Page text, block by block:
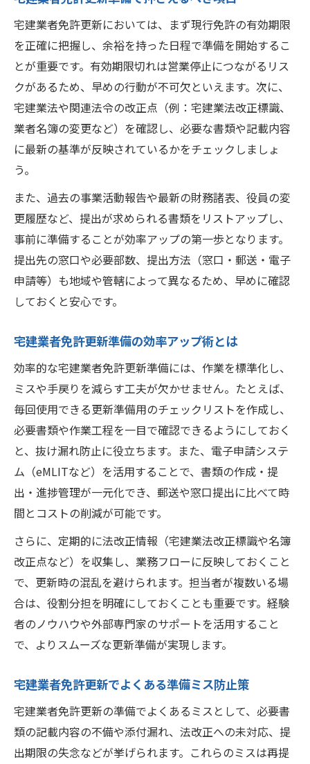
宅建業者免許更新においては、まず現行免許の有効期限
を正確に把握し、余裕を持った日程で準備を開始するこ
とが重要です。有効期限切れは営業停止につながるリス
クがあるため、早めの行動が不可欠といえます。次に、
宅建業法や関連法令の改正点（例：宅建業法改正標識、
業者名簿の変更など）を確認し、必要な書類や記載内容
に最新の基準が反映されているかをチェックしましょ
う。
また、過去の事業活動報告や最新の財務諸表、役員の変
更履歴など、提出が求められる書類をリストアップし、
事前に準備することが効率アップの第一歩となります。
提出先の窓口や必要部数、提出方法（窓口・郵送・電子
申請等）も地域や管轄によって異なるため、早めに確認
しておくと安心です。
宅建業者免許更新準備の効率アップ術とは
効率的な宅建業者免許更新準備には、作業を標準化し、
ミスや手戻りを減らす工夫が欠かせません。たとえば、
毎回使用できる更新準備用のチェックリストを作成し、
必要書類や作業工程を一目で確認できるようにしておく
と、抜け漏れ防止に役立ちます。また、電子申請システ
ム（eMLITなど）を活用することで、書類の作成・提
出・進捗管理が一元化でき、郵送や窓口提出に比べて時
間とコストの削減が可能です。
さらに、定期的に法改正情報（宅建業法改正標識や名簿
改正点など）を収集し、業務フローに反映しておくこと
で、更新時の混乱を避けられます。担当者が複数いる場
合は、役割分担を明確にしておくことも重要です。経験
者のノウハウや外部専門家のサポートを活用すること
で、よりスムーズな更新準備が実現します。
宅建業者免許更新でよくある準備ミス防止策
宅建業者免許更新の準備でよくあるミスとして、必要書
類の記載内容の不備や添付漏れ、法改正への未対応、提
出期限の失念などが挙げられます。これらのミスは再提